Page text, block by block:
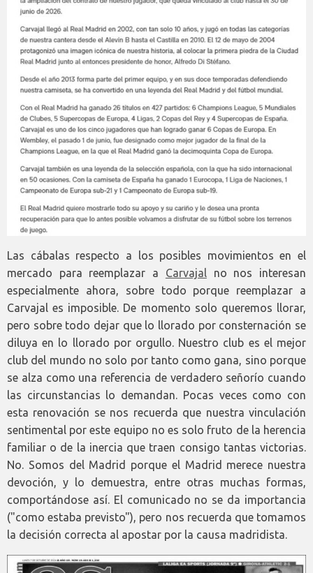
Las cábalas respecto a los posibles movimientos en el
mercado para reemplazar a Carvajalno nos interesan
especialmente ahora, sobre todo porque reemplazar a
Carvajal es imposible. De momento solo queremos llorar,
pero sobre todo dejar que lo llorado por consternación se
diluya en lo llorado por orgullo. Nuestro club es el mejor
club del mundo no solo por tanto como gana, sino porque
se alza como una referencia de verdadero señorío cuando
las circunstancias lo demandan. Pocas veces como con
esta renovación se nos recuerda que nuestra vinculación
sentimental por este equipo no es solo fruto de la herencia
familiar o de la inercia que traen consigo tantas victorias.
No. Somos del Madrid porque el Madrid merece nuestra
devoción, y lo demuestra, entre otras muchas formas,
comportándose así. El comunicado no se da importancia
("como estaba previsto"), pero nos recuerda que tomamos
la decisión correcta al apostar por la causa madridista.